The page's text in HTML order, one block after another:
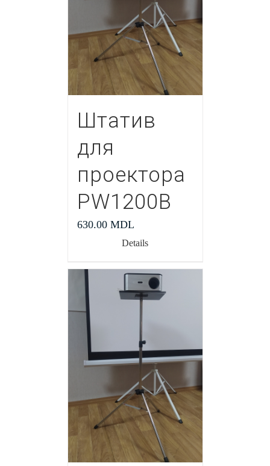
Штатив
для
проектора
PW1200В
630.00 MDL
Details